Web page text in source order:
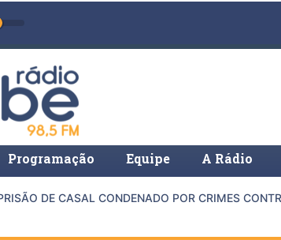
Programação Equipe A Rádio
DE CASAL CONDENADO POR CRIMES CONTRA